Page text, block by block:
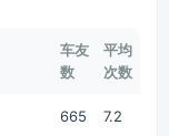
车友
数
平均
次数
665 7.2